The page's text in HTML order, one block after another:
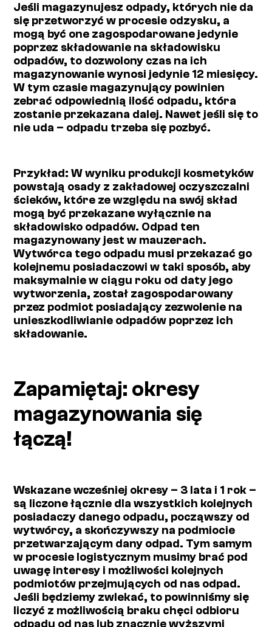
Jeśli magazynujesz odpady, których nie da
się przetworzyć w procesie odzysku, a
mogą być one zagospodarowane jedynie
poprzez składowanie na składowisku
odpadów, to dozwolony czas na ich
magazynowanie wynosi jedynie 12 miesięcy.
W tym czasie magazynujący powinien
zebrać odpowiednią ilość odpadu, która
zostanie przekazana dalej. Nawet jeśli się to
nie uda – odpadu trzeba się pozbyć.
Przykład: W wyniku produkcji kosmetyków
powstają osady z zakładowej oczyszczalni
ścieków, które ze względu na swój skład
mogą być przekazane wyłącznie na
składowisko odpadów. Odpad ten
magazynowany jest w mauzerach.
Wytwórca tego odpadu musi przekazać go
kolejnemu posiadaczowi w taki sposób, aby
maksymalnie w ciągu roku od daty jego
wytworzenia, został zagospodarowany
przez podmiot posiadający zezwolenie na
unieszkodliwianie odpadów poprzez ich
składowanie.
Zapamiętaj: okresy
magazynowania się
łączą!
Wskazane wcześniej okresy – 3 lata i 1 rok –
są liczone łącznie dla wszystkich kolejnych
posiadaczy danego odpadu, począwszy od
wytwórcy, a skończywszy na podmiocie
przetwarzającym dany odpad. Tym samym
w procesie logistycznym musimy brać pod
uwagę interesy i możliwości kolejnych
podmiotów przejmujących od nas odpad.
Jeśli będziemy zwlekać, to powinniśmy się
liczyć z możliwością braku chęci odbioru
odpadu od nas lub znacznie wyższymi